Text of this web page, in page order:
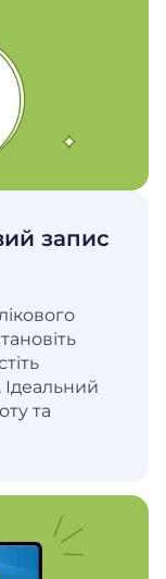
запис
та